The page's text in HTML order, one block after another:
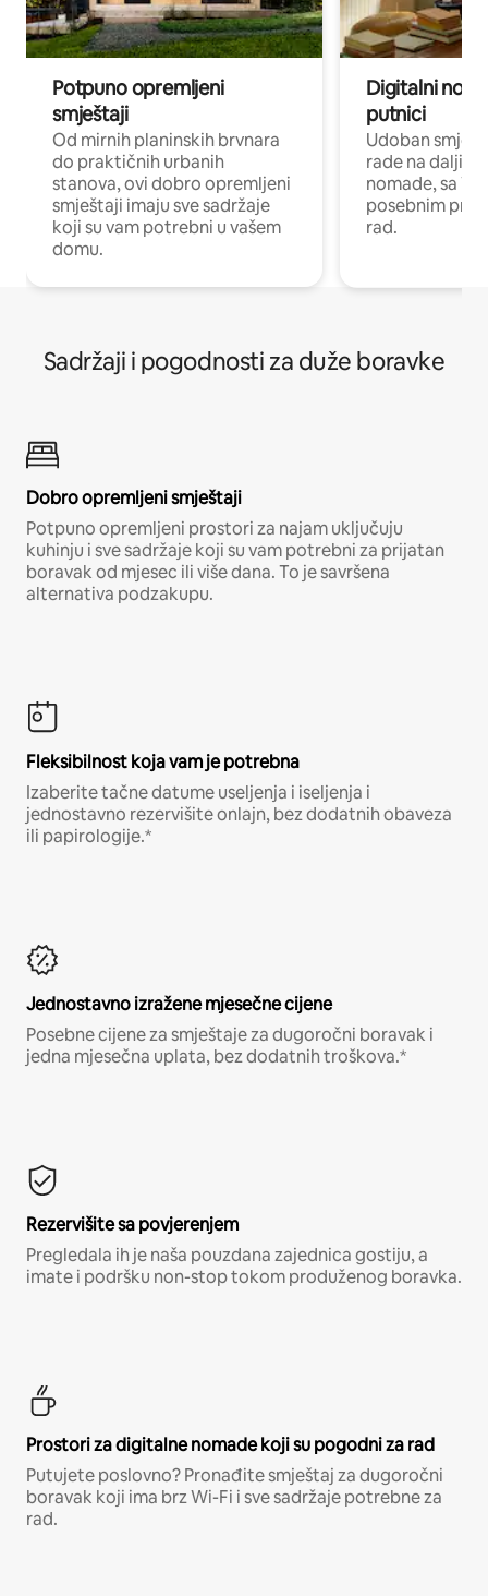
Potpuno opremljeni
smještaji
Od mirnih planinskih brvnara
do praktičnih urbanih
stanova, ovi dobro opremljeni
smještaji imaju sve sadržaje
koji su vam potrebni u vašem
domu.
Digitalni
putnici
Udoban
rade na
nomade, sa
posebnim
rad.
Sadržaji i pogodnosti za duže boravke
Dobro opremljeni smještaji
Potpuno opremljeni prostori za najam uključuju
kuhinju i sve sadržaje koji su vam potrebni za prijatan
boravak od mjesec ili više dana. To je savršena
alternativa podzakupu.
Fleksibilnost koja vam je potrebna
Izaberite tačne datume useljenja i iseljenja i
jednostavno rezervišite onlajn, bez dodatnih obaveza
ili papirologije.*
Jednostavno izražene mjesečne cijene
Posebne cijene za smještaje za dugoročni boravak i
jedna mjesečna uplata, bez dodatnih troškova.*
Rezervišite sa povjerenjem
Pregledala ih je naša pouzdana zajednica gostiju, a
imate i podršku non-stop tokom produženog boravka.
Prostori za digitalne nomade koji su pogodni za rad
Putujete poslovno? Pronađite smještaj za dugoročni
boravak koji ima brz Wi-Fi i sve sadržaje potrebne za
rad.